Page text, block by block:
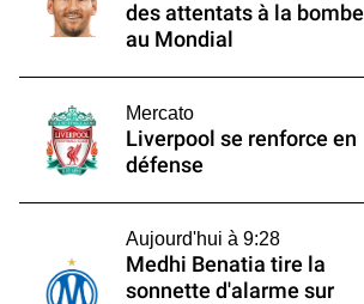
des attentats à la bombe
au Mondial
Mercato
Liverpool se renforce en
défense
Aujourd'hui à 9:28
Medhi Benatia tire la
sonnette d'alarme sur